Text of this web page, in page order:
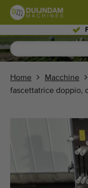
Fiori e piante
Ortaggi in serra
Frutta (336)
Nastri trasportatori
Vendi il tuo
Home Macchine
fascettatrice doppio,